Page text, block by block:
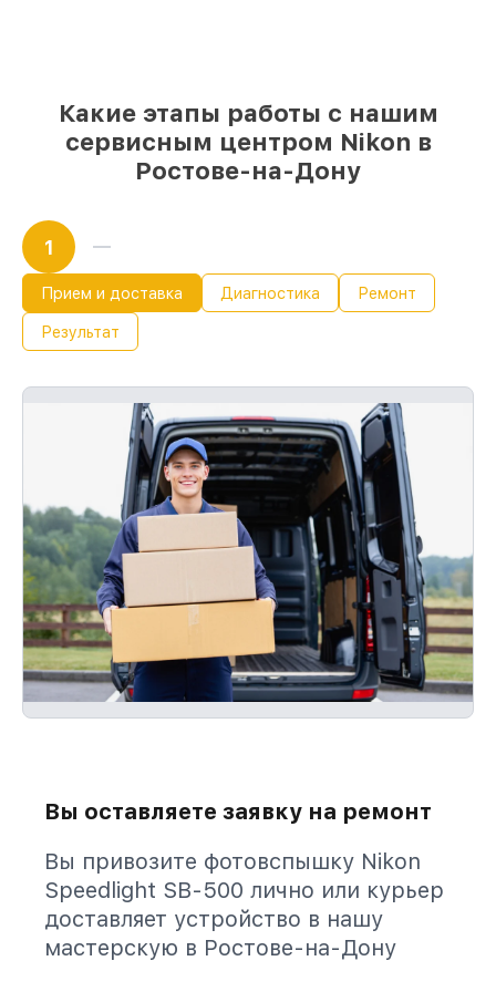
Какие этапы работы с нашим
сервисным центром Nikon в
Ростове-на-Дону
1
Прием и доставка Диагностика Ремонт
Результат
Вы оставляете заявку на ремонт
Вы привозите фотовспышку Nikon
Speedlight SB-500 лично или курьер
доставляет устройство в нашу
мастерскую в Ростове-на-Дону